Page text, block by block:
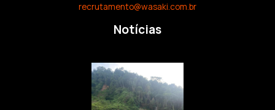
recrutamento@wasaki.com.br
Notícias